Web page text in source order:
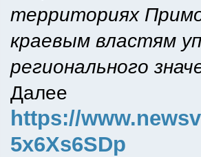
территориях
краевым властям
регионального
Далее
https://
5x6Xs6SDp